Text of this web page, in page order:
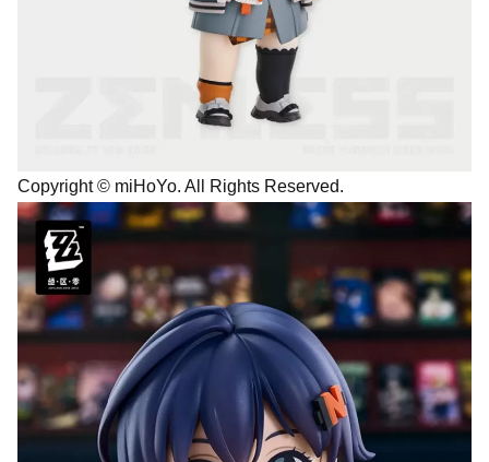
Copyright © miHoYo. All Rights Reserved.